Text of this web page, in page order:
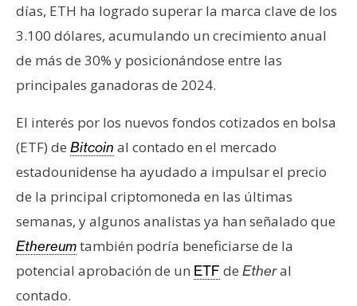
a
s
d
e
r
e
s
a
T
e
m
días, ETH ha logrado superar la marca clave de los
3.100 dólares, acumulando un crecimiento anual
de más de 30% y posicionándose entre las
principales ganadoras de 2024.
El interés por los nuevos fondos cotizados en bolsa
(ETF) de Bitcoin al contado en el mercado
estadounidense ha ayudado a impulsar el precio
de la principal criptomoneda en las últimas
semanas, y algunos analistas ya han señalado que
Ethereumtambién podría beneficiarse de la
potencial aprobación de un ETF de Etheral
contado.